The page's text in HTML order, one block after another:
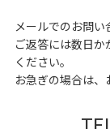
メールでのお問い
ご返答には数日
ください。
お急ぎの場合は、